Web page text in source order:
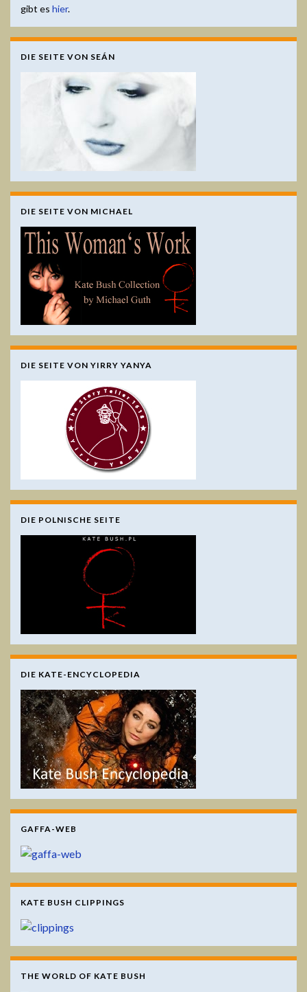
gibt es hier.
DIE SEITE VON SEÁN
DIE SEITE VON MICHAEL
DIE SEITE VON YIRRY YANYA
DIE POLNISCHE SEITE
DIE KATE-ENCYCLOPEDIA
GAFFA-WEB
KATE BUSH CLIPPINGS
THE WORLD OF KATE BUSH